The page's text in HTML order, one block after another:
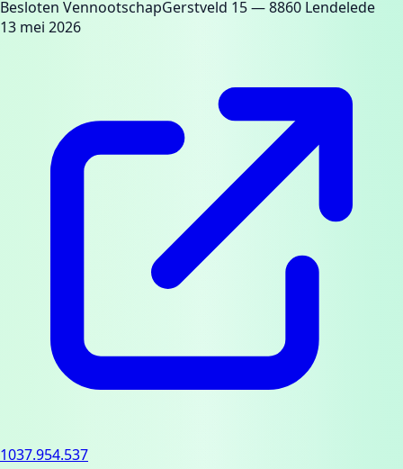
Besloten VennootschapGerstveld 15— 8860 Lendelede
13 mei 2026
1037.954.537